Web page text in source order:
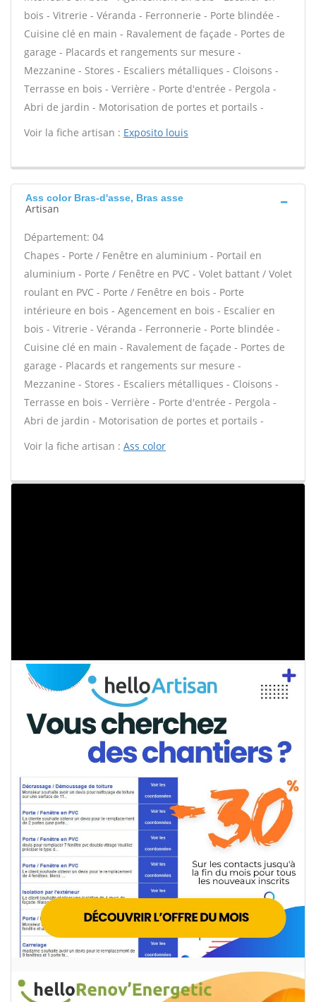
bois - Vitrerie - Véranda - Ferronnerie - Porte blindée -
Cuisine clé en main - Ravalement de façade - Portes de
garage - Placards et rangements sur mesure -
Mezzanine - Stores - Escaliers métalliques - Cloisons -
Terrasse en bois - Verrière - Porte d'entrée - Pergola -
Abri de jardin - Motorisation de portes et portails -
Voir la fiche artisan : Exposito louis
Ass color Bras-d'asse, Bras asse
Artisan
Département: 04
Chapes - Porte / Fenêtre en aluminium - Portail en
aluminium - Porte / Fenêtre en PVC - Volet battant / Volet
roulant en PVC - Porte / Fenêtre en bois - Porte
intérieure en bois - Agencement en bois - Escalier en
bois - Vitrerie - Véranda - Ferronnerie - Porte blindée -
Cuisine clé en main - Ravalement de façade - Portes de
garage - Placards et rangements sur mesure -
Mezzanine - Stores - Escaliers métalliques - Cloisons -
Terrasse en bois - Verrière - Porte d'entrée - Pergola -
Abri de jardin - Motorisation de portes et portails -
Voir la fiche artisan : Ass color